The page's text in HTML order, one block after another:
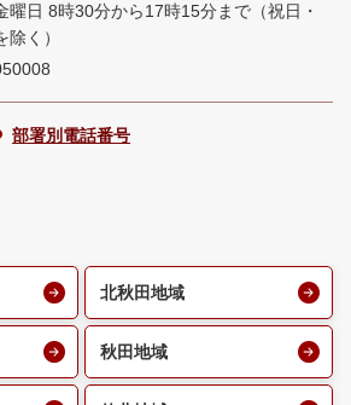
曜日 8時30分から17時15分まで （祝日・
く）
部署別電話番号
北秋田地域
秋田地域